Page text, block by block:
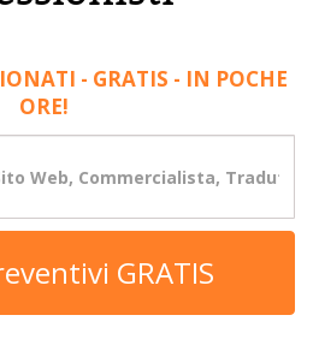
- GRATIS - IN POCHE
ORE!
GRATIS